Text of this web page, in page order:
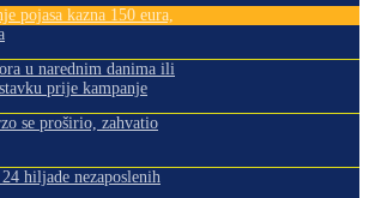
pojasa kazna 150 eura,
u narednim danima ili
prije kampanje
se proširio, zahvatio
hiljade nezaposlenih